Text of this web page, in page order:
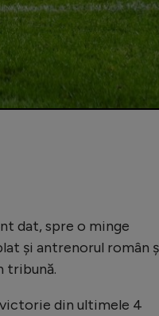
dat, spre o minge
și antrenorul român
tribună.
din ultimele 4